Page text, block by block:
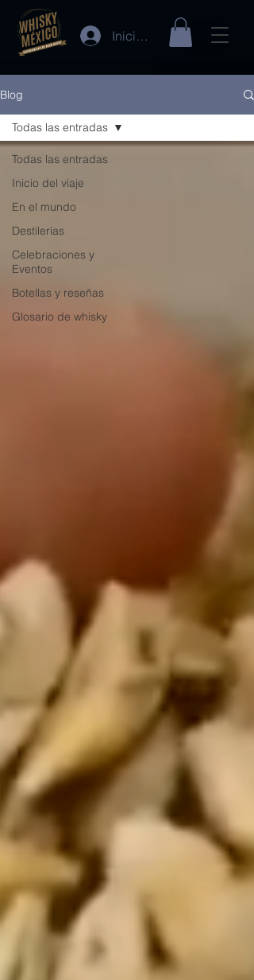
Iniciar sesión
Blog
Todas las entradas
Inicio del viaje
En el mundo
Destilerías
Celebraciones y
Eventos
Botellas y reseñas
Glosario de whisky
Todas las entradas